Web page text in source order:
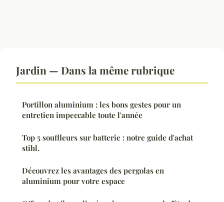
Jardin — Dans la même rubrique
Portillon aluminium : les bons gestes pour un
entretien impeccable toute l'année
Top 5 souffleurs sur batterie : notre guide d'achat
stihl.
Découvrez les avantages des pergolas en
aluminium pour votre espace